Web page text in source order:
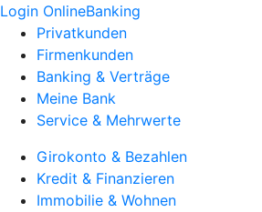
Login OnlineBanking
Privatkunden
Firmenkunden
Banking & Verträge
Meine Bank
Service & Mehrwerte
Girokonto & Bezahlen
Kredit & Finanzieren
Immobilie & Wohnen